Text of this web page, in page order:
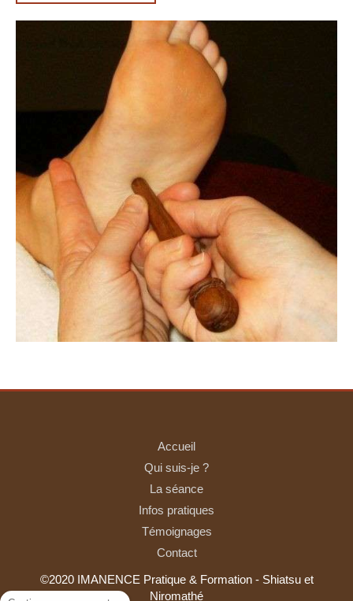
Accueil
Qui suis-je ?
La séance
Infos pratiques
Témoignages
Contact
©2020 IMANENCE Pratique & Formation - Shiatsu et
Niromathé